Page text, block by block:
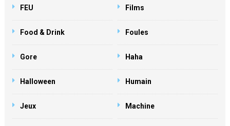
FEU Films
Food & Drink Foules
Gore Haha
Halloween Humain
Jeux Machine